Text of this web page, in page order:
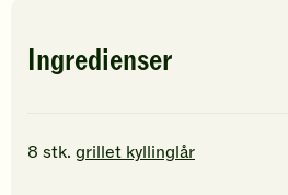
Ingredienser
8 stk. grillet kyllinglår